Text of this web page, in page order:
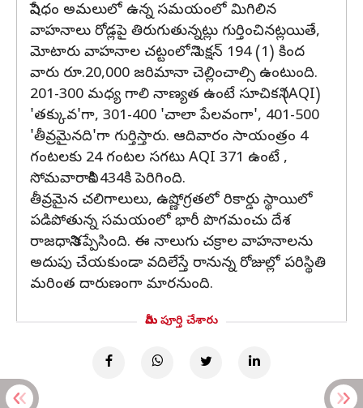
నిషేధం అమలులో ఉన్న సమయంలో మిగిలిన
వాహనాలు రోడ్లపై తిరుగుతున్నట్లు గుర్తించినట్లయితే,
మోటారు వాహనాల చట్టంలోని సెక్షన్ 194 (1) కింద
వారు రూ.20,000 జరిమానా చెల్లించాల్సి ఉంటుంది.
201-300 మధ్య గాలి నాణ్యత ఉంటే సూచికని (AQI)
'తక్కువ'గా, 301-400 'చాలా పేలవంగా', 401-500
'తీవ్రమైనది'గా గుర్తిస్తారు. ఆదివారం సాయంత్రం 4
గంటలకు 24 గంటల సగటు AQI 371 ఉంటే ,
సోమవారానికి 434కి పెరిగింది.
తీవ్రమైన చలిగాలులు, ఉష్ణోగ్రతలో రికార్డు స్థాయిలో
పడిపోతున్న సమయంలో భారీ పొగమంచు దేశ
రాజధానిని కప్పేసింది. ఈ నాలుగు చక్రాల వాహనాలను
అదుపు చేయకుండా వదిలేస్తే రానున్న రోజుల్లో పరిస్థితి
మరింత దారుణంగా మారనుంది.
మీరు పూర్తి చేశారు